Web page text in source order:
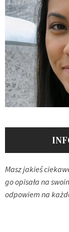
Masz jakieś
go opisała na
odpowiem na